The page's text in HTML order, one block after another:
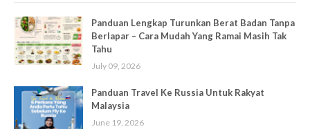
Panduan Lengkap Turunkan Berat Badan Tanpa
Berlapar – Cara Mudah Yang Ramai Masih Tak
Tahu
July 09, 2026
Panduan Travel Ke Russia Untuk Rakyat
Malaysia
June 19, 2026